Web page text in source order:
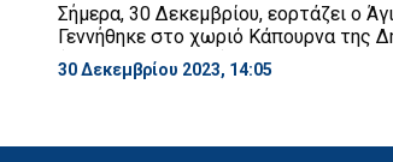
Σήμερα, 30 Δεκεμβρίου, εορτάζει ο
Γεννήθηκε στο χωριό Κάπουρνα της
(Νομός Μαγνησίας) και κατά κόσμον
Νικόλαος. Οι ευσεβείς γονείς του,
με την οικογένειά του ήλθε στο χωριό
30 Δεκεμβρίου 2023, 14:05